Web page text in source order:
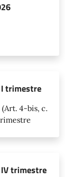
I trimestre
4-bis, c.
trimestre